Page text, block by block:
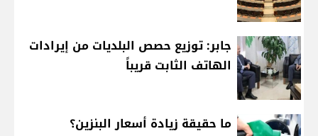
جابر: توزيع حصص البلديات من إيرادات
الهاتف الثابت قريباً
ما حقيقة زيادة أسعار البنزين؟